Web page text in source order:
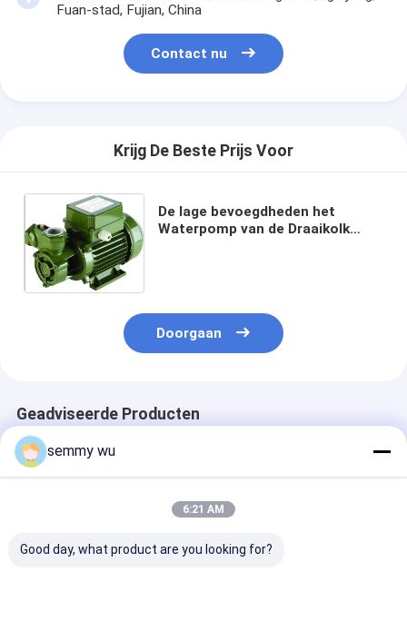
Fuan-stad, Fujian, China
Contact nu
Krijg De Beste Prijs Voor
De lage bevoegdheden het
Waterpomp van de Draaikolk
Doorgaan
Geadviseerde Producten
semmy wu
6:21 AM
Good day, what product are you looking for?